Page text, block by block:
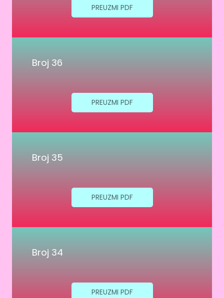
PREUZMI PDF
Broj 36
PREUZMI PDF
Broj 35
PREUZMI PDF
Broj 34
PREUZMI PDF